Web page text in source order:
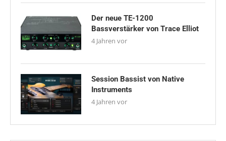
Der neue TE-1200
Bassverstärker von Trace Elliot
4 Jahren vor
Session Bassist von Native
Instruments
4 Jahren vor